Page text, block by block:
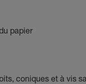
papier
coniques et à vis